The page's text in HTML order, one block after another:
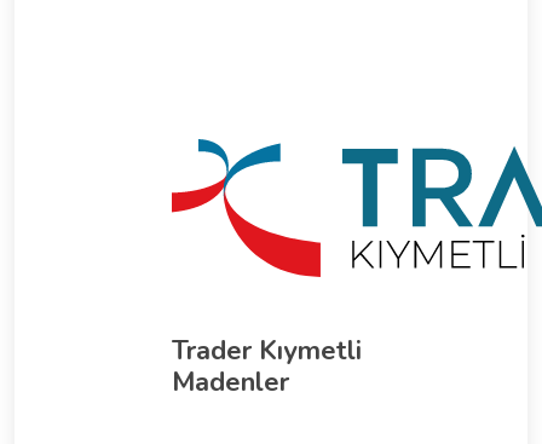
Trader Kıymetli
Madenler